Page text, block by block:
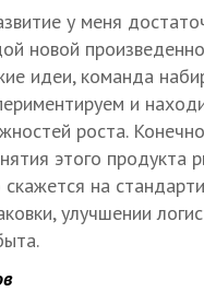
у меня
новой
идеи, команда
и
роста.
этого продукта
на
улучшении